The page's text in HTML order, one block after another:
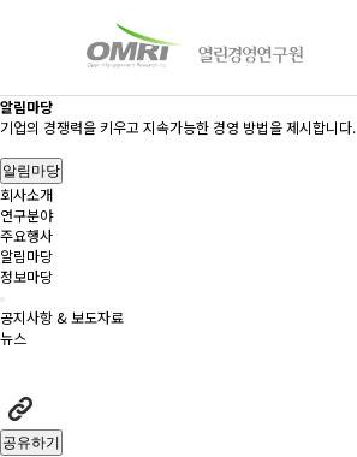
알림마당
기업의 경쟁력을 키우고 지속가능한 경영 방법을 제시합니다.
알림마당
회사소개
연구분야
주요행사
알림마당
정보마당
공지사항 & 보도자료
뉴스
공유하기